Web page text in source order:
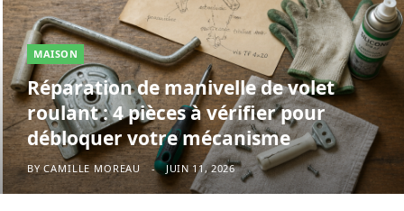
MAISON
Réparation de manivelle de volet
roulant : 4 pièces à vérifier pour
débloquer votre mécanisme
BY CAMILLE MOREAU JUIN 11, 2026